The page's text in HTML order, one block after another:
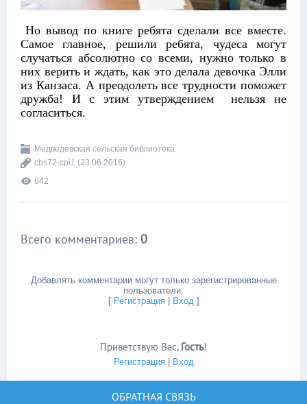
Но вывод по книге ребята сделали все вместе.
Самое главное, решили ребята, чудеса могут
случаться абсолютно со всеми, нужно только в
них верить и ждать, как это делала девочка Элли
из Канзаса. А преодолеть все трудности поможет
дружба! И с этим утверждением нельзя не
согласиться.
Медведевская сельская библиотека
cbs72-cpi1 (23.06.2016)
642
Всего комментариев: 0
Добавлять комментарии могут только зарегистрированные
пользователи.
[ Регистрация| Вход]
Приветствую Вас, Гость!
Регистрация| Вход
ОБРАТНАЯ СВЯЗЬ